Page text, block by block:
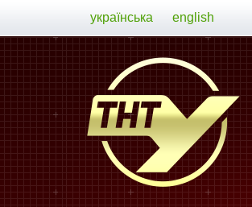
українська english